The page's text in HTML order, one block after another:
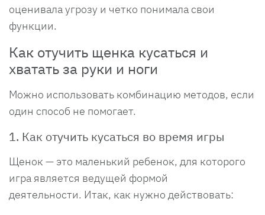
оценивала угрозу и четко понимала свои
функции.
Как отучить щенка кусаться и
хватать за руки и ноги
Можно использовать комбинацию методов, если
один способ не помогает.
1. Как отучить кусаться во время игры
Щенок — это маленький ребенок, для которого
игра является ведущей формой
деятельности. Итак, как нужно действовать: